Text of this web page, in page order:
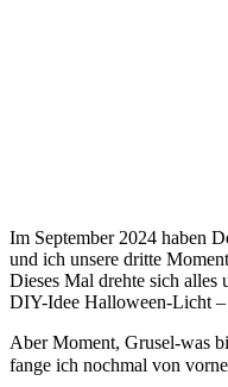
Im September 2024 haben
und ich unsere dritte
Dieses Mal drehte sich alles
DIY-Idee Halloween-Licht –
Aber Moment, Grusel-was
fange ich nochmal von